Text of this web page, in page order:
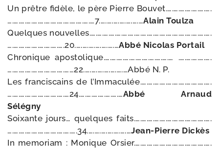
Un prêtre fidèle, le père Pierre Bouvet.….….….….….….….
….….….….….….….….….….….….….…7.….….….….….….…Alain Toulza
Quelques nouvelles.….….….….….….….….….….….….….….….….….….….
….….….….….….….….….20.….….….….….….…Abbé Nicolas Portail
Chronique apos­to­lique.….….….….….….….….….….… .….….….….….
….….….….….….….….….……22.….….….….….….…Abbé N. P.
Les fran­cis­cains de l’Immaculée.….….….….….….….….….….….
….….….….….….….….….…24.….….….….….….…Abbé Arnaud
Sélégny
Soixante jours… quelques faits.….….….….….….….….….….….….
….….….….….….….….….….….34.….….….….….….…Jean-​Pierre Dickès
In memo­riam : Monique Orsier.….….….….….….….….….….….….